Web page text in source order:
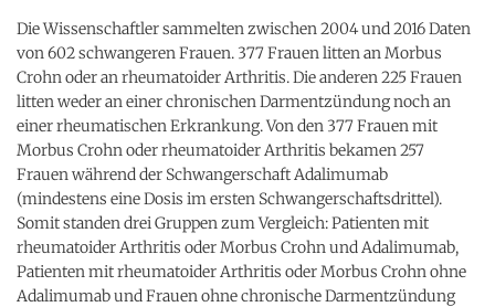
Die Wissenschaftler sammelten zwischen 2004 und 2016 Daten
von 602 schwangeren Frauen. 377 Frauen litten an Morbus
Crohn oder an rheumatoider Arthritis. Die anderen 225 Frauen
litten weder an einer chronischen Darmentzündung noch an
einer rheumatischen Erkrankung. Von den 377 Frauen mit
Morbus Crohn oder rheumatoider Arthritis bekamen 257
Frauen während der Schwangerschaft Adalimumab
(mindestens eine Dosis im ersten Schwangerschaftsdrittel).
Somit standen drei Gruppen zum Vergleich: Patienten mit
rheumatoider Arthritis oder Morbus Crohn und Adalimumab,
Patienten mit rheumatoider Arthritis oder Morbus Crohn ohne
Adalimumab und Frauen ohne chronische Darmentzündung